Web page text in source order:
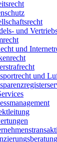
und
und
und